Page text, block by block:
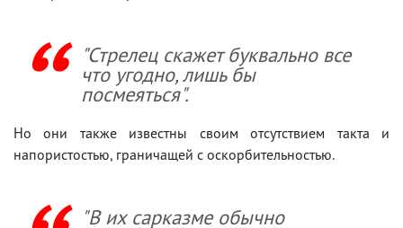
"Стрелец скажет буквально все
что угодно, лишь бы
посмеяться".
Но они также известны своим отсутствием такта и
напористостью, граничащей с оскорбительностью.
"В их сарказме обычно